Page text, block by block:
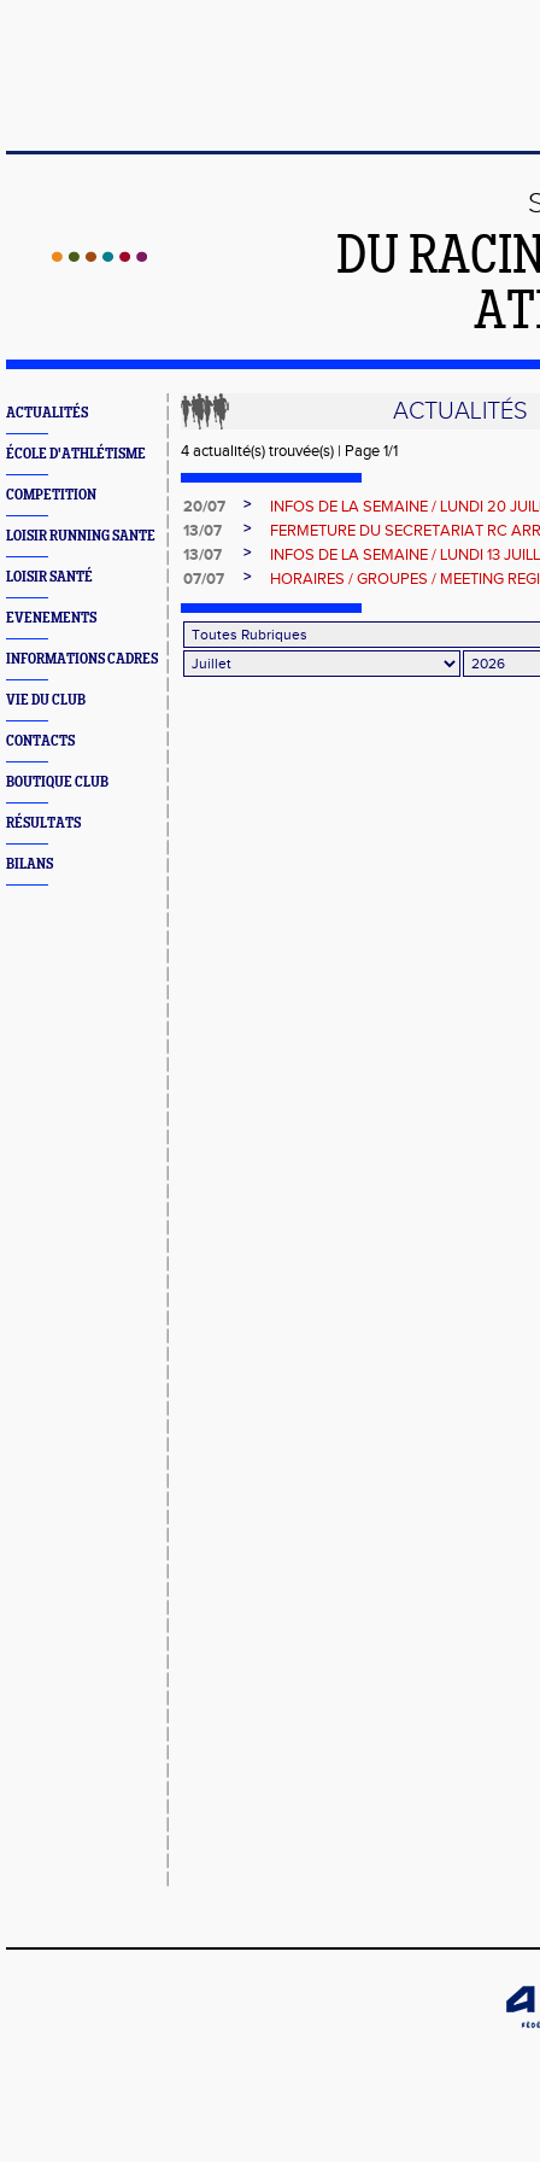
DU
ACTUALITÉS
ÉCOLE D'ATHLÉTISME
COMPETITION
LOISIR RUNNING SANTE
LOISIR SANTÉ
EVENEMENTS
INFORMATIONS CADRES
VIE DU CLUB
CONTACTS
BOUTIQUE CLUB
RÉSULTATS
BILANS
ACTUALITÉS
4 actualité(s) trouvée(s) | Page 1/1
20/07 >
INFOS DE LA SEMAINE / LUNDI 20
13/07
>
FERMETURE DU SECRETARIAT RC
13/07
>
INFOS DE LA SEMAINE / LUNDI 13
07/07
> HORAIRES / GROUPES / MEETING